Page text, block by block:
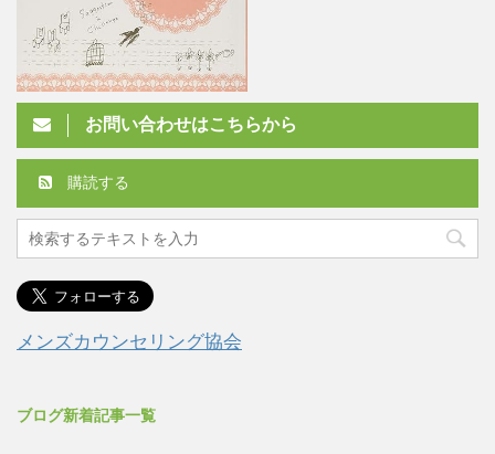
お問い合わせはこちらから
購読する
メンズカウンセリング協会
ブログ新着記事一覧